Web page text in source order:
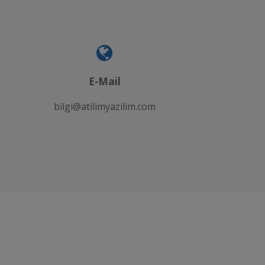
E-Mail
bilgi@atilimyazilim.com